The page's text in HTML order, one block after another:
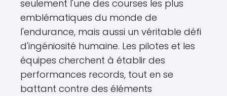
seulement l'une des courses les plus
emblématiques du monde de
l'endurance, mais aussi un véritable défi
d'ingéniosité humaine. Les pilotes et les
équipes cherchent à établir des
performances records, tout en se
battant contre des éléments